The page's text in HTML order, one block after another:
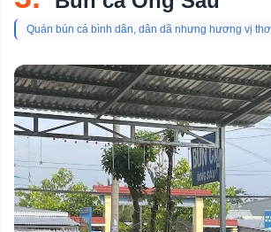
Quán bún cá bình dân, dân dã nhưng hương vị